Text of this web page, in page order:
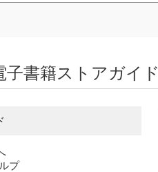
子書籍ストアガイド
プ